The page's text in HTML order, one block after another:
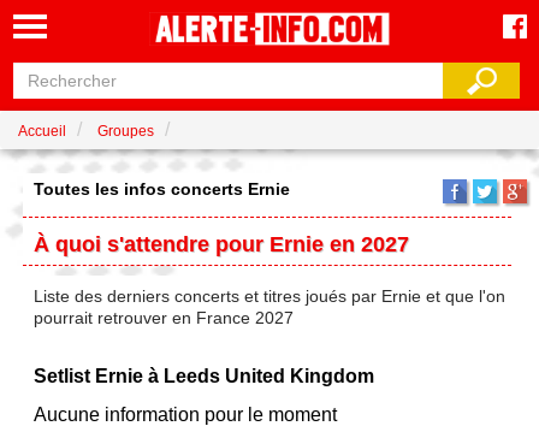
Accueil Groupes
Toutes les infos concerts Ernie
À quoi s'attendre pour Ernie en 2027
Liste des derniers concerts et titres joués par Ernie et que l'on
pourrait retrouver en France 2027
Setlist Ernie à Leeds United Kingdom
Aucune information pour le moment